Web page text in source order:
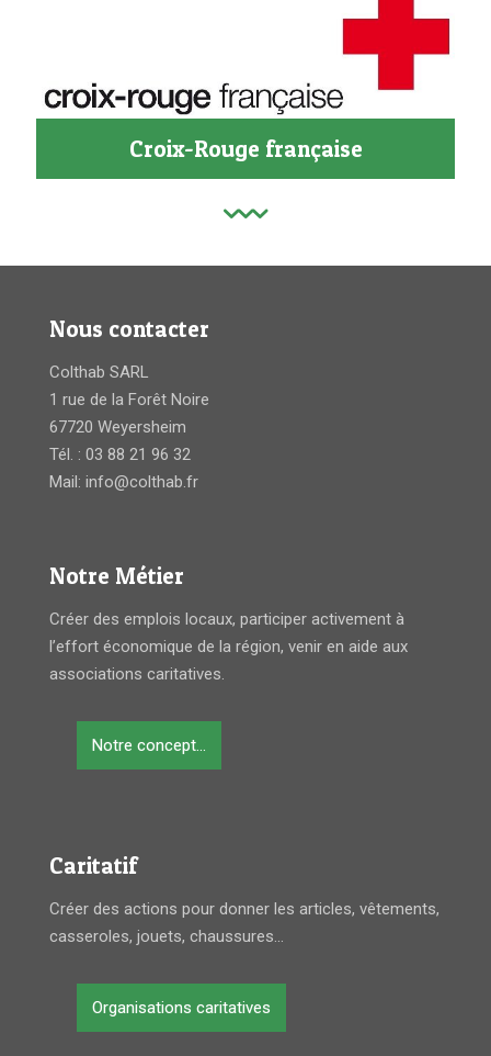
Croix-Rouge française
Nous contacter
Colthab SARL
1 rue de la Forêt Noire
67720 Weyersheim
Tél. : 03 88 21 96 32
Mail: info@colthab.fr
Notre Métier
Créer des emplois locaux, participer activement à
l’effort économique de la région, venir en aide aux
associations caritatives.
Notre concept...
Caritatif
Créer des actions pour donner les articles, vêtements,
casseroles, jouets, chaussures...
Organisations caritatives